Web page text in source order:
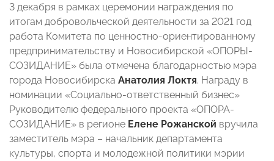
3 декабря в рамках церемонии награждения по
итогам добровольческой деятельности за 2021 год
работа Комитета по ценностно-ориентированному
предпринимательству и Новосибирской «ОПОРЫ-
СОЗИДАНИЕ» была отмечена благодарностью мэра
города Новосибирска Анатолия Локтя. Награду в
номинации «Социально-ответственный бизнес»
Руководителю федерального проекта «ОПОРА-
СОЗИДАНИЕ» в регионе Елене Рожанской вручила
заместитель мэра – начальник департамента
культуры, спорта и молодежной политики мэрии